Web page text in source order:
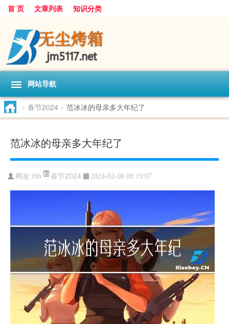
首 页 文章列表 知识分类
网站导航
> 春节2024 > 范冰冰的母亲多大年纪了
范冰冰的母亲多大年纪了
网友:fbb 春节2024 2024-02-08 08:19:07